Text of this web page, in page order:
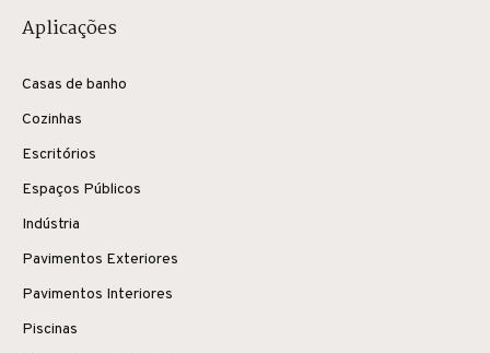
Aplicações
Casas de banho
Cozinhas
Escritórios
Espaços Públicos
Indústria
Pavimentos Exteriores
Pavimentos Interiores
Piscinas